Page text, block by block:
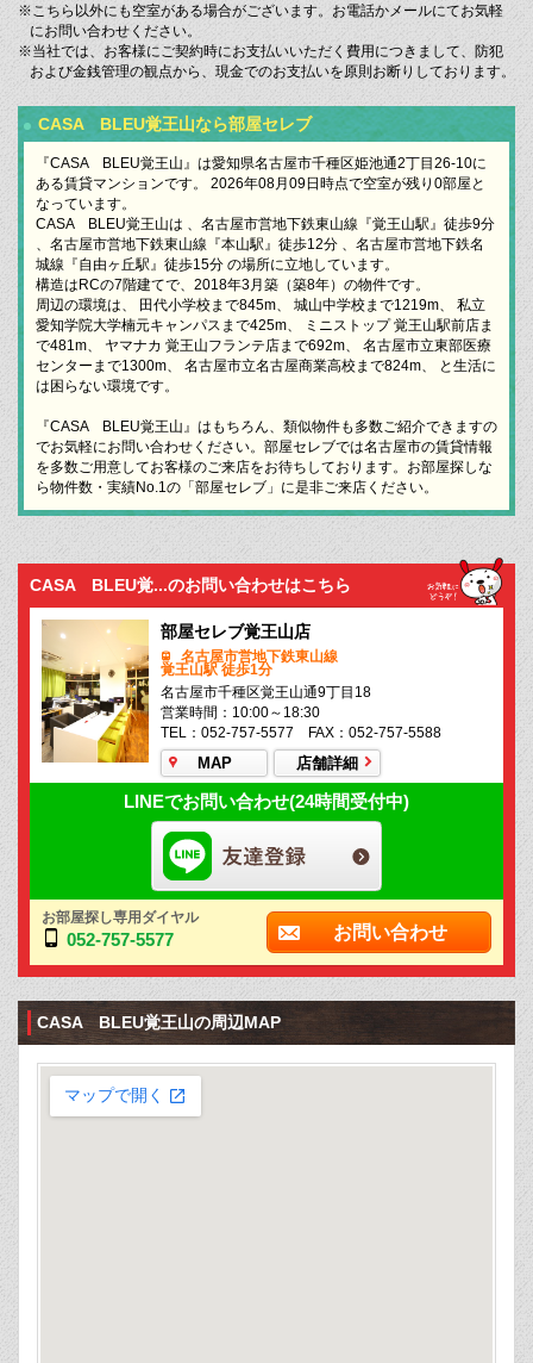
※こちら以外にも空室がある場合がございます。お電話かメールにてお気軽
にお問い合わせください。
※当社では、お客様にご契約時にお支払いいただく費用につきまして、防犯
および金銭管理の観点から、現金でのお支払いを原則お断りしております。
CASA BLEU覚王山なら部屋セレブ
『CASA BLEU覚王山』は愛知県名古屋市千種区姫池通2丁目26-10に
ある賃貸マンションです。 2026年08月09日時点で空室が残り0部屋と
なっています。
CASA BLEU覚王山は 、名古屋市営地下鉄東山線『覚王山駅』徒歩9分
、名古屋市営地下鉄東山線『本山駅』徒歩12分 、名古屋市営地下鉄名
城線『自由ヶ丘駅』徒歩15分 の場所に立地しています。
構造はRCの7階建てで、2018年3月築（築8年）の物件です。
周辺の環境は、 田代小学校まで845m、 城山中学校まで1219m、 私立
愛知学院大学楠元キャンパスまで425m、 ミニストップ 覚王山駅前店ま
で481m、 ヤマナカ 覚王山フランテ店まで692m、 名古屋市立東部医療
センターまで1300m、 名古屋市立名古屋商業高校まで824m、 と生活に
は困らない環境です。
『CASA BLEU覚王山』はもちろん、類似物件も多数ご紹介できますの
でお気軽にお問い合わせください。部屋セレブでは名古屋市の賃貸情報
を多数ご用意してお客様のご来店をお待ちしております。お部屋探しな
ら物件数・実績No.1の「部屋セレブ」に是非ご来店ください。
CASA BLEU覚...のお問い合わせはこちら
部屋セレブ覚王山店
名古屋市営地下鉄東山線
覚王山駅 徒歩1分
名古屋市千種区覚王山通9丁目18
営業時間：10:00～18:30
TEL：052-757-5577 FAX：052-757-5588
MAP 店舗詳細
LINEでお問い合わせ(24時間受付中)
お部屋探し専用ダイヤル
052-757-5577 お問い合わせ
CASA BLEU覚王山の周辺MAP